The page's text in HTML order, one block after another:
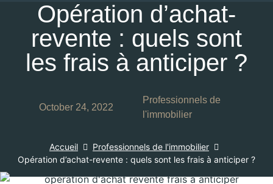
Opération d’achat-
revente : quels sont
les frais à anticiper ?
October 24, 2022
Professionnels de
l'immobilier
Accueil
Professionnels de l'immobilier
Opération d’achat-revente : quels sont les frais à anticiper ?